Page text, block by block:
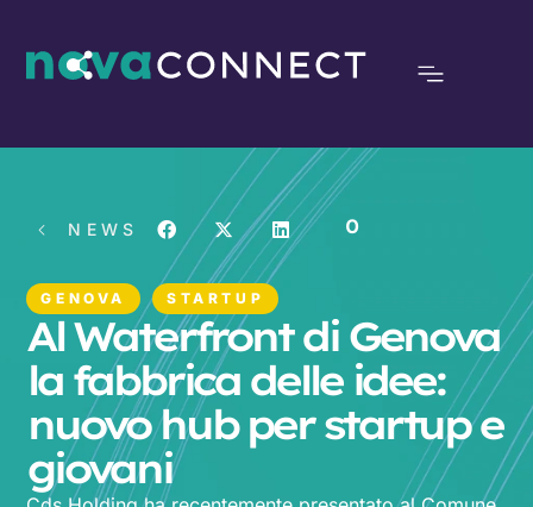
NEWS 0
GENOVA STARTUP
Al Waterfront di Genova
la fabbrica delle idee:
nuovo hub per startup e
giovani